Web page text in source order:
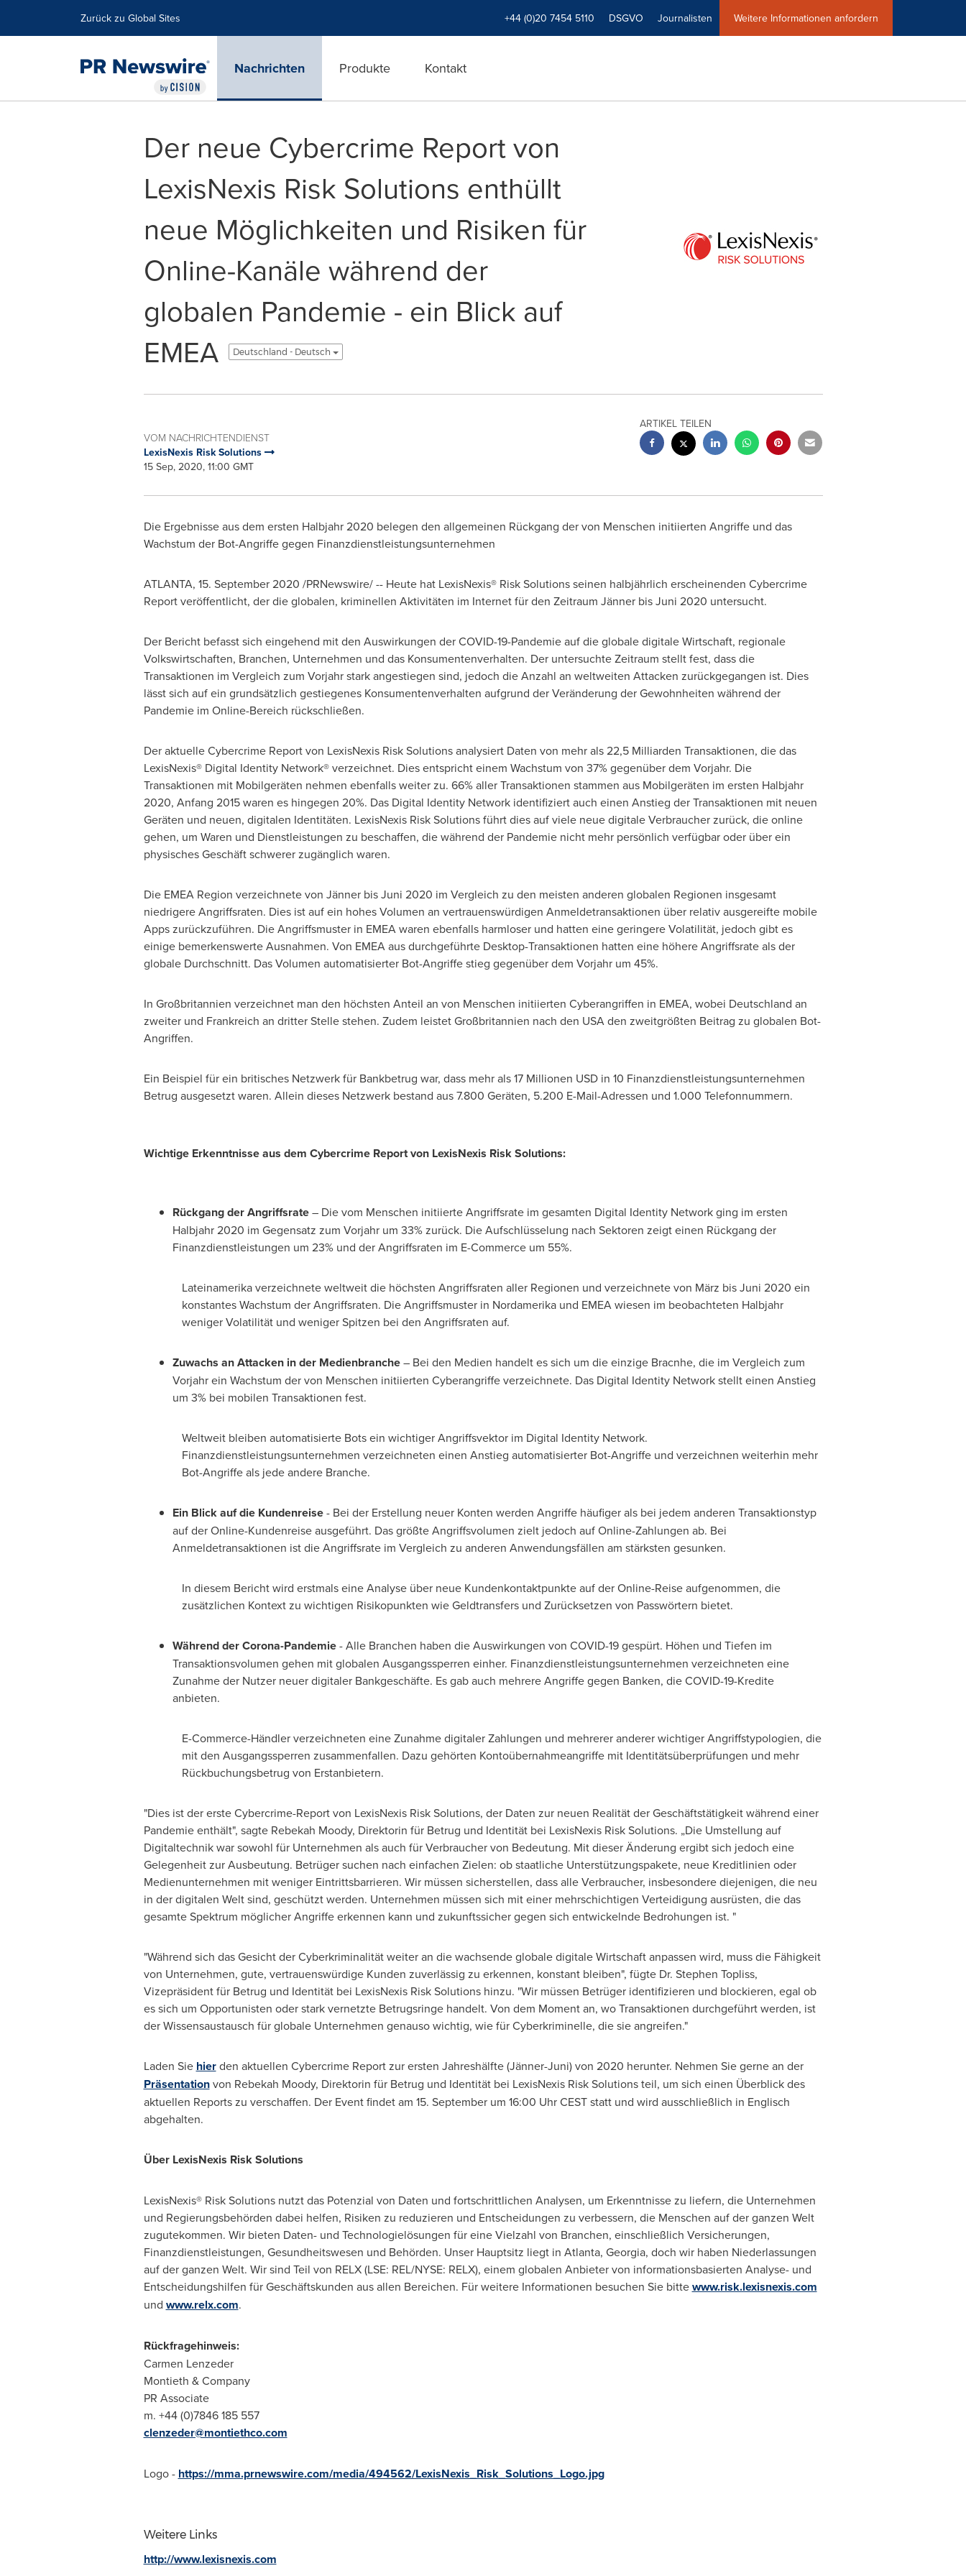
Zurück zu Global Sites +44 (0)20 7454 5110 DSGVO Journalisten Weitere Informationen anfordern
Nachrichten Produkte Kontakt
Der neue Cybercrime Report von
LexisNexis Risk Solutions enthüllt
neue Möglichkeiten und Risiken für
Online-Kanäle während der
globalen Pandemie - ein Blick auf
EMEA
Deutschland - Deutsch
VOM NACHRICHTENDIENST
LexisNexis Risk Solutions
15 Sep, 2020, 11:00 GMT
ARTIKEL TEILEN
Die Ergebnisse aus dem ersten Halbjahr 2020 belegen den allgemeinen Rückgang der von Menschen initiierten Angriffe und das
Wachstum der Bot-Angriffe gegen Finanzdienstleistungsunternehmen
ATLANTA, 15. September 2020 /PRNewswire/ -- Heute hat LexisNexis® Risk Solutions seinen halbjährlich erscheinenden Cybercrime
Report veröffentlicht, der die globalen, kriminellen Aktivitäten im Internet für den Zeitraum Jänner bis Juni 2020 untersucht.
Der Bericht befasst sich eingehend mit den Auswirkungen der COVID-19-Pandemie auf die globale digitale Wirtschaft, regionale
Volkswirtschaften, Branchen, Unternehmen und das Konsumentenverhalten. Der untersuchte Zeitraum stellt fest, dass die
Transaktionen im Vergleich zum Vorjahr stark angestiegen sind, jedoch die Anzahl an weltweiten Attacken zurückgegangen ist. Dies
lässt sich auf ein grundsätzlich gestiegenes Konsumentenverhalten aufgrund der Veränderung der Gewohnheiten während der
Pandemie im Online-Bereich rückschließen.
Der aktuelle Cybercrime Report von LexisNexis Risk Solutions analysiert Daten von mehr als 22,5 Milliarden Transaktionen, die das
LexisNexis® Digital Identity Network® verzeichnet. Dies entspricht einem Wachstum von 37% gegenüber dem Vorjahr. Die
Transaktionen mit Mobilgeräten nehmen ebenfalls weiter zu. 66% aller Transaktionen stammen aus Mobilgeräten im ersten Halbjahr
2020, Anfang 2015 waren es hingegen 20%. Das Digital Identity Network identifiziert auch einen Anstieg der Transaktionen mit neuen
Geräten und neuen, digitalen Identitäten. LexisNexis Risk Solutions führt dies auf viele neue digitale Verbraucher zurück, die online
gehen, um Waren und Dienstleistungen zu beschaffen, die während der Pandemie nicht mehr persönlich verfügbar oder über ein
physisches Geschäft schwerer zugänglich waren.
Die EMEA Region verzeichnete von Jänner bis Juni 2020 im Vergleich zu den meisten anderen globalen Regionen insgesamt
niedrigere Angriffsraten. Dies ist auf ein hohes Volumen an vertrauenswürdigen Anmeldetransaktionen über relativ ausgereifte mobile
Apps zurückzuführen. Die Angriffsmuster in EMEA waren ebenfalls harmloser und hatten eine geringere Volatilität, jedoch gibt es
einige bemerkenswerte Ausnahmen. Von EMEA aus durchgeführte Desktop-Transaktionen hatten eine höhere Angriffsrate als der
globale Durchschnitt. Das Volumen automatisierter Bot-Angriffe stieg gegenüber dem Vorjahr um 45%.
In Großbritannien verzeichnet man den höchsten Anteil an von Menschen initiierten Cyberangriffen in EMEA, wobei Deutschland an
zweiter und Frankreich an dritter Stelle stehen. Zudem leistet Großbritannien nach den USAden zweitgrößten Beitrag zu globalen Bot-
Angriffen.
Ein Beispiel für ein britisches Netzwerk für Bankbetrug war, dass mehr als 17 Millionen USD in 10 Finanzdienstleistungsunternehmen
Betrug ausgesetzt waren. Allein dieses Netzwerk bestand aus 7.800 Geräten, 5.200 E-Mail-Adressen und 1.000 Telefonnummern.
Wichtige Erkenntnisse aus dem Cybercrime Report von LexisNexis Risk Solutions:
Rückgang der Angriffsrate– Die vom Menschen initiierte Angriffsrate im gesamten Digital Identity Network ging im ersten
Halbjahr 2020 im Gegensatz zum Vorjahr um 33% zurück. Die Aufschlüsselung nach Sektoren zeigt einen Rückgang der
Finanzdienstleistungen um 23% und der Angriffsraten im E-Commerce um 55%.
Lateinamerika verzeichnete weltweit die höchsten Angriffsraten aller Regionen und verzeichnete von März bis Juni 2020 ein
konstantes Wachstum der Angriffsraten. Die Angriffsmuster in Nordamerika und EMEA wiesen im beobachteten Halbjahr
weniger Volatilität und weniger Spitzen bei den Angriffsraten auf.
Zuwachs an Attacken in der Medienbranche– Bei den Medien handelt es sich um die einzige Bracnhe, die im Vergleich zum
Vorjahr ein Wachstum der von Menschen initiierten Cyberangriffe verzeichnete. Das Digital Identity Network stellt einen Anstieg
um 3% bei mobilen Transaktionen fest.
Weltweit bleiben automatisierte Bots ein wichtiger Angriffsvektor im Digital Identity Network.
Finanzdienstleistungsunternehmen verzeichneten einen Anstieg automatisierter Bot-Angriffe und verzeichnen weiterhin mehr
Bot-Angriffe als jede andere Branche.
Ein Blickauf die Kundenreise- Bei der Erstellung neuer Konten werden Angriffe häufiger als bei jedem anderen Transaktionstyp
auf der Online-Kundenreise ausgeführt. Das größte Angriffsvolumen zielt jedoch auf Online-Zahlungen ab. Bei
Anmeldetransaktionen ist die Angriffsrate im Vergleich zu anderen Anwendungsfällen am stärksten gesunken.
In diesem Bericht wird erstmals eine Analyse über neue Kundenkontaktpunkte auf der Online-Reise aufgenommen, die
zusätzlichen Kontext zu wichtigen Risikopunkten wie Geldtransfers und Zurücksetzen von Passwörtern bietet.
Während der Corona-Pandemie-Alle Branchen haben die Auswirkungen von COVID-19 gespürt. Höhen und Tiefen im
Transaktionsvolumen gehen mit globalen Ausgangssperren einher. Finanzdienstleistungsunternehmen verzeichneten eine
Zunahme der Nutzer neuer digitaler Bankgeschäfte. Es gab auch mehrere Angriffe gegen Banken, die COVID-19-Kredite
anbieten.
E-Commerce-Händler verzeichneten eine Zunahme digitaler Zahlungen und mehrerer anderer wichtiger Angriffstypologien, die
mit den Ausgangssperren zusammenfallen. Dazu gehörten Kontoübernahmeangriffe mit Identitätsüberprüfungen und mehr
Rückbuchungsbetrug von Erstanbietern.
"Dies ist der erste Cybercrime-Report von LexisNexis Risk Solutions, der Daten zur neuen Realität der Geschäftstätigkeit während einer
Pandemie enthält", sagte Rebekah Moody, Direktorin für Betrug und Identität bei LexisNexis Risk Solutions. „Die Umstellung auf
Digitaltechnik war sowohl für Unternehmen als auch für Verbraucher von Bedeutung. Mit dieser Änderung ergibt sich jedoch eine
Gelegenheit zur Ausbeutung. Betrüger suchen nach einfachen Zielen: ob staatliche Unterstützungspakete, neue Kreditlinien oder
Medienunternehmen mit weniger Eintrittsbarrieren. Wir müssen sicherstellen, dass alle Verbraucher, insbesondere diejenigen, die neu
in der digitalen Welt sind, geschützt werden. Unternehmen müssen sich mit einer mehrschichtigen Verteidigung ausrüsten, die das
gesamte Spektrum möglicher Angriffe erkennen kann und zukunftssicher gegen sich entwickelnde Bedrohungen ist. "
"Während sich das Gesicht der Cyberkriminalität weiter an die wachsende globale digitale Wirtschaft anpassen wird, muss die Fähigkeit
von Unternehmen, gute, vertrauenswürdige Kunden zuverlässig zu erkennen, konstant bleiben", fügte Dr. Stephen Topliss,
Vizepräsident für Betrug und Identität bei LexisNexis Risk Solutions hinzu. "Wir müssen Betrüger identifizieren und blockieren, egal ob
es sich um Opportunisten oder stark vernetzte Betrugsringe handelt. Von dem Moment an, wo Transaktionen durchgeführt werden, ist
der Wissensaustausch für globale Unternehmen genauso wichtig, wie für Cyberkriminelle, die sie angreifen."
Laden Sie hierden aktuellen Cybercrime Report zur ersten Jahreshälfte (Jänner-Juni) von 2020 herunter. Nehmen Sie gerne an der
Präsentationvon Rebekah Moody, Direktorin für Betrug und Identität bei LexisNexis Risk Solutions teil, um sich einen Überblick des
aktuellen Reports zu verschaffen. Der Event findet am 15. September um 16:00 Uhr CEST statt und wird ausschließlich in Englisch
abgehalten.
Über LexisNexis Risk Solutions
LexisNexis® Risk Solutions nutzt das Potenzial von Daten und fortschrittlichen Analysen, um Erkenntnisse zu liefern, die Unternehmen
und Regierungsbehörden dabei helfen, Risiken zu reduzieren und Entscheidungen zu verbessern, die Menschen auf der ganzen Welt
zugutekommen. Wir bieten Daten- und Technologielösungen für eine Vielzahl von Branchen, einschließlich Versicherungen,
Finanzdienstleistungen, Gesundheitswesen und Behörden. Unser Hauptsitz liegt in Atlanta, Georgia, doch wir haben Niederlassungen
auf der ganzen Welt. Wir sind Teil von RELX (LSE: REL/NYSE: RELX), einem globalen Anbieter von informationsbasierten Analyse- und
Entscheidungshilfen für Geschäftskunden aus allen Bereichen. Für weitere Informationen besuchen Sie bittewww.risk.lexisnexis.com
und www.relx.com.
Rückfragehinweis:
Carmen Lenzeder
Montieth & Company
PR Associate
m. +44 (0)7846 185 557
clenzeder@montiethco.com
Logo - https://mma.prnewswire.com/media/494562/LexisNexis_Risk_Solutions_Logo.jpg
Weitere Links
http://www.lexisnexis.com